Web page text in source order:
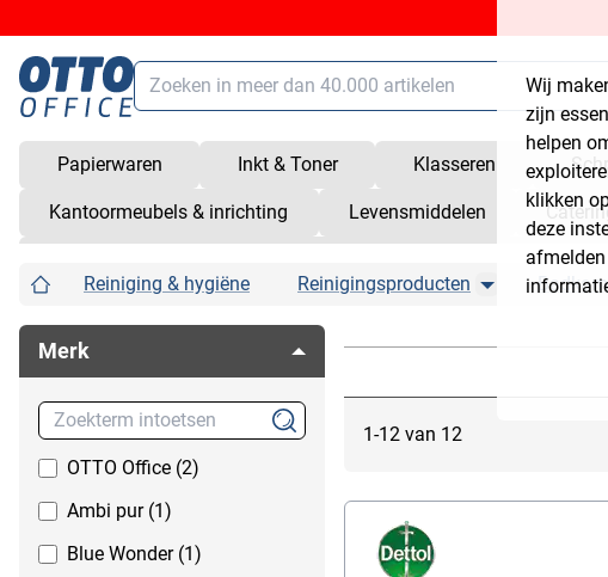
Wij
zijn
helpen
klikken
deze
Hoofdinhoud (navigatie overslaan)
Zoeken
/
Winkelmandje
shift + alt +
Snelkoppelingen openen/sluiten
shift + alt + Z
Zoeken
Papierwaren Inkt & Toner Klasseren
Kantoormeubels & inrichting Levensmiddelen
Reiniging & hygiëne Reinigingsproducten Breadcrumb
Afvalverwijdering
Hygiënebescherming
Lichaamshygiëne & -verzorging
Papieren doeken
Schoonmaakmachines
Spatbescherming
Allesreiniger
Glasreinigers
Leidingreinigers
Ontkalker
Vlekkenverwijderaars
Vloerreiniger
Merk
OTTO Office (2)
Ambi pur (1)
Blue Wonder (1)
1-12 van 12